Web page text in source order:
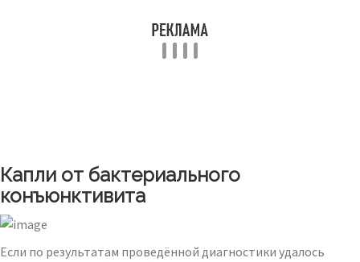
Капли от бактериального
конъюнктивита
Если по результатам проведённой диагностики удалось